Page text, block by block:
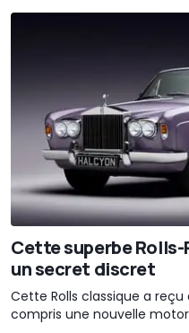
Cette superbe
un secret discret
Cette Rolls classique a
compris une nouvelle